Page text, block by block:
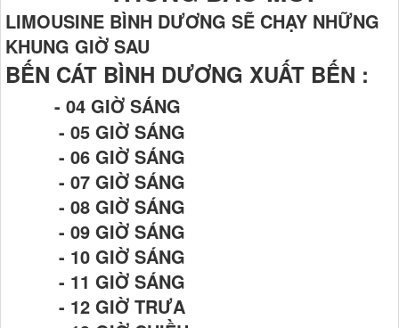
LIMOUSINE BÌNH DƯƠNG SẼ CHẠY NHỮNG
KHUNG GIỜ SAU
BẾN CÁT BÌNH DƯƠNG XUẤT BẾN :
- 04 GIỜ SÁNG
- 05 GIỜ SÁNG
- 06 GIỜ SÁNG
- 07 GIỜ SÁNG
- 08 GIỜ SÁNG
- 09 GIỜ SÁNG
- 10 GIỜ SÁNG
- 11 GIỜ SÁNG
- 12 GIỜ TRƯA